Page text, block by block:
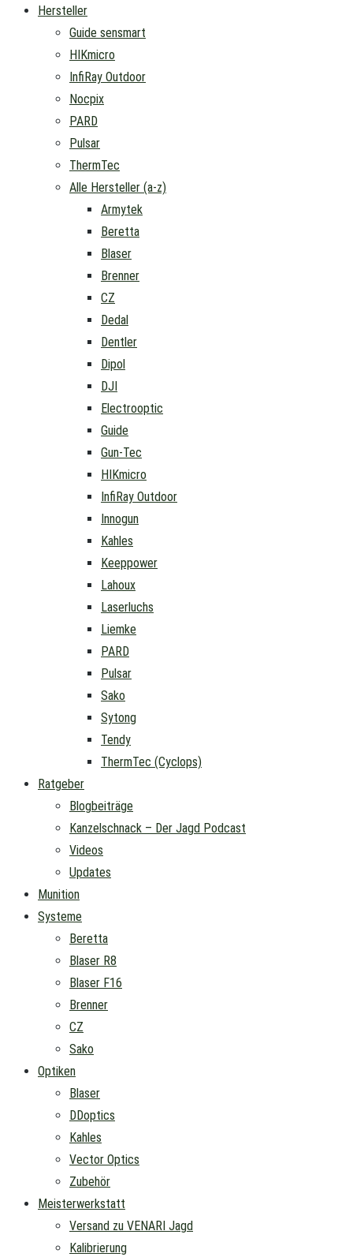
Hersteller
Guide sensmart
HIKmicro
InfiRay Outdoor
Nocpix
PARD
Pulsar
ThermTec
Alle Hersteller (a-z)
Armytek
Beretta
Blaser
Brenner
CZ
Dedal
Dentler
Dipol
DJI
Electrooptic
Guide
Gun-Tec
HIKmicro
InfiRay Outdoor
Innogun
Kahles
Keeppower
Lahoux
Laserluchs
Liemke
PARD
Pulsar
Sako
Sytong
Tendy
ThermTec (Cyclops)
Ratgeber
Blogbeiträge
Kanzelschnack – Der Jagd Podcast
Videos
Updates
Munition
Systeme
Beretta
Blaser R8
Blaser F16
Brenner
CZ
Sako
Optiken
Blaser
DDoptics
Kahles
Vector Optics
Zubehör
Meisterwerkstatt
Versand zu VENARI Jagd
Kalibrierung